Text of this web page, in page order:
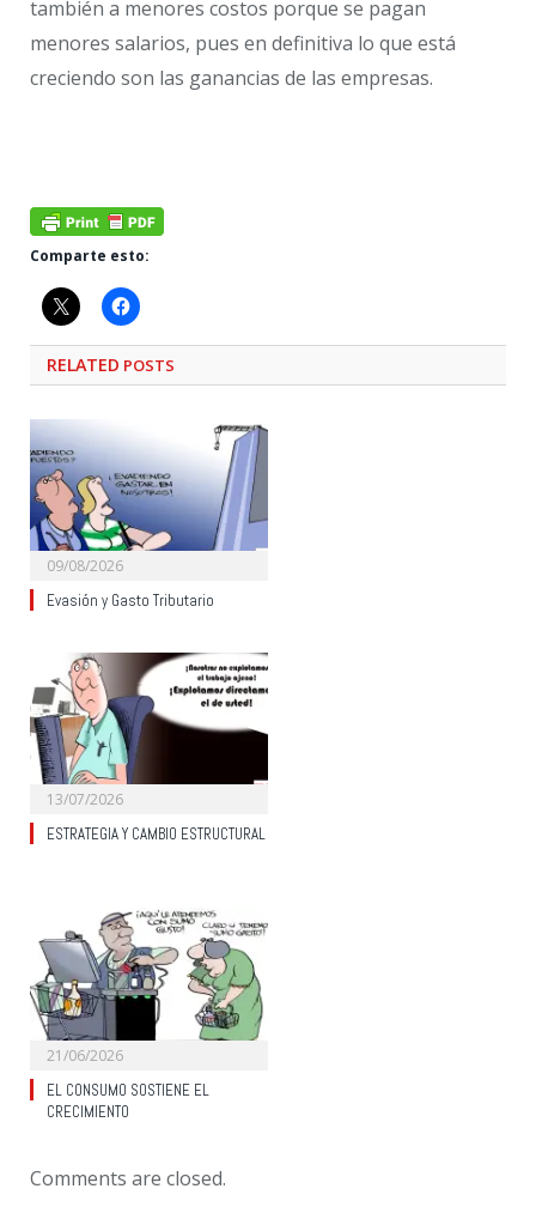
también a menores costos porque se pagan
menores salarios, pues en definitiva lo que está
creciendo son las ganancias de las empresas.
Comparte esto:
RELATED POSTS
09/08/2026
Evasión y Gasto Tributario
13/07/2026
ESTRATEGIA Y CAMBIO ESTRUCTURAL
21/06/2026
EL CONSUMO SOSTIENE EL
CRECIMIENTO
Comments are closed.